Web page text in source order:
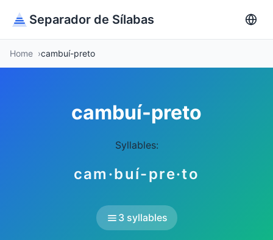
Separador de Sílabas
Home cambuí-preto
cambuí-preto
Syllables:
cam·buí-pre·to
3 syllables